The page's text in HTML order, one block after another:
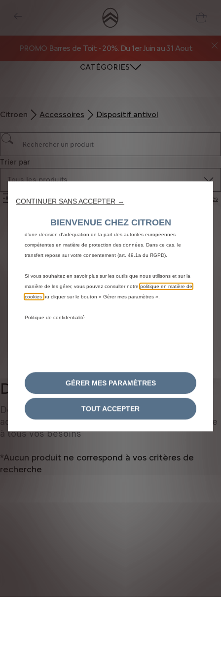
PROMO Barres de Toit - 20%. Du 1er Juin au 31 Aout
CATÉGORIES
Citroen Accessoires Dispositif antivol
Trier par
Tous les produits
Filtres Réinitialiser les filtres
Identifiez votre véhicule
Choisissez la méthode pour identifier votre véhicule et
afficher les accessoires compatibles
Par modèle
Par N° de VIN
Par N° d'immatriculation
Dispositif antivol
Découvrez une sélection d'accessoires d'origine
adaptés à votre véhicule et conçus pour répondre
à tous vos besoins
*Aucun produit ne correspond à vos critères de
recherche
CONTINUER SANS ACCEPTER →
BIENVENUE CHEZ CITROEN
de vous garantir la meilleure expérience possible sur notre site web. Ils nous
sécurité, la gestion du réseau et l’accessibilité. Les Outils améliorent la
reconnaissance de la langue et les résultats de recherche, et améliorent
des Outils tiers afin de vous proposer des publicités plus pertinentes.
de l'Espace économique européen (EEE) qui ne bénéficient pas encore
d'une décision d'adéquation de la part des autorités européennes
compétentes en matière de protection des données. Dans ce cas, le
transfert repose sur votre consentement (art. 49.1a du RGPD).
Si vous souhaitez en savoir plus sur les outils que nous utilisons et sur la
manière de les gérer, vous pouvez consulter notre politique en matière de
cookies ou cliquer sur le bouton « Gérer mes paramètres ».
Politique de confidentialité
GÉRER MES PARAMÈTRES
TOUT ACCEPTER